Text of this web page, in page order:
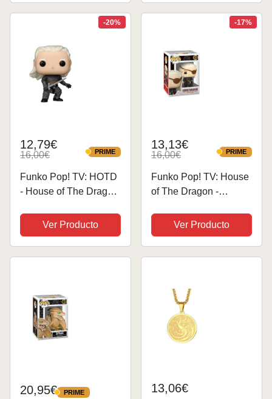
de Regalo- Mercancia
Oficial - Juguetes para
de Regalo- Mercancia
-20%
12,79€
16,00€ PRIME
PRIME
Funko Pop! TV: HOTD
- House of The Dragon
Coleccionable - Idea
de Regalo- Mercancia
Oficial - Juguetes para
Ver Producto
-17%
13,13€
16,00€ PRIME
PRIME
Funko Pop! TV: House
of The Dragon -
1/6 de Probabilidades
de Obtener la RARA
Variante Chase -
Ver Producto
20,95€ PRIME
PRIME 13,06€